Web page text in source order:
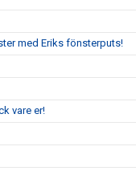
med Eriks fönsterputs!
vare er!